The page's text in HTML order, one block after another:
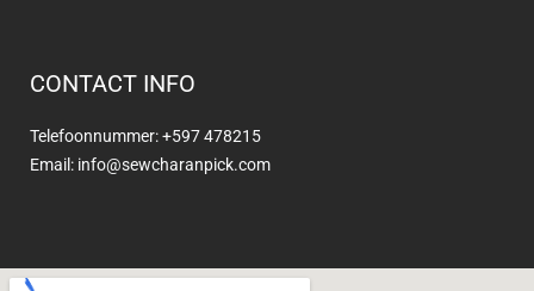
CONTACT INFO
Telefoonnummer: +597 478215
Email: info@sewcharanpick.com